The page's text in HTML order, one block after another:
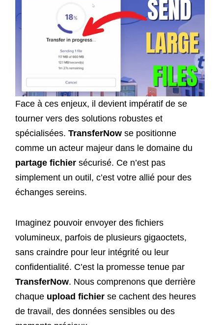
Face à ces enjeux, il devient impératif de se
tourner vers des solutions robustes et
spécialisées. TransferNowse positionne
comme un acteur majeur dans le domaine du
partage fichiersécurisé. Ce n’est pas
simplement un outil, c’est votre allié pour des
échanges sereins.
Imaginez pouvoir envoyer des fichiers
volumineux, parfois de plusieurs gigaoctets,
sans craindre pour leur intégrité ou leur
confidentialité. C’est la promesse tenue par
TransferNow. Nous comprenons que derrière
chaque upload fichierse cachent des heures
de travail, des données sensibles ou des